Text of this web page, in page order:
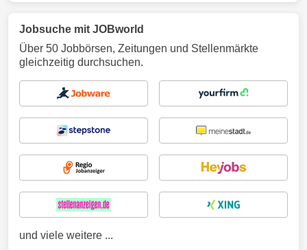
Jobsuche mit JOBworld
Über 50 Jobbörsen, Zeitungen und Stellenmärkte
gleichzeitig durchsuchen.
und viele weitere ...